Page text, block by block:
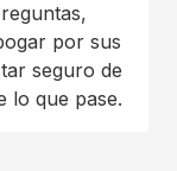
por sus
seguro de
lo que pase.